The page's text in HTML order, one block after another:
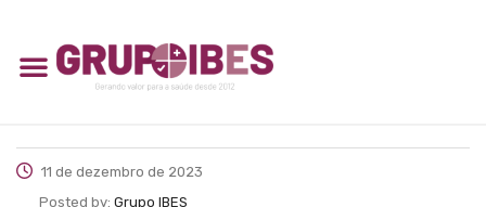
11 de dezembro de 2023
Posted by: Grupo IBES